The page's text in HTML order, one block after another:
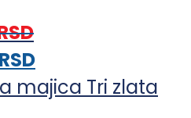
proizvoda.
mogu
biti
RSDOvaj
proizvod